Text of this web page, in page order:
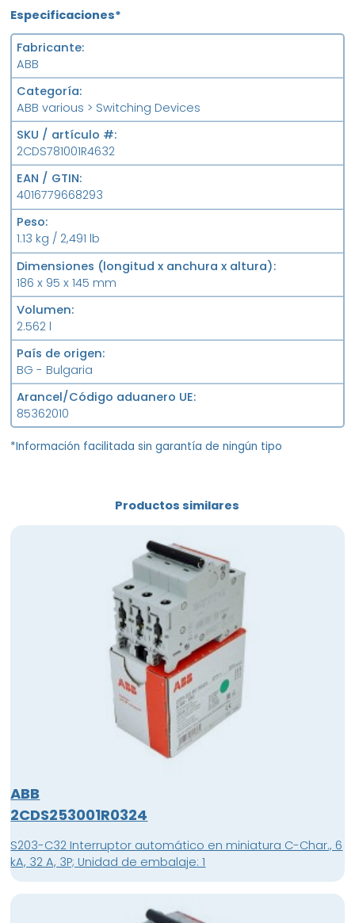
Especificaciones*
Fabricante
ABB
Categoría
ABB various > Switching Devices
SKU / artículo #
2CDS781001R4632
EAN / GTIN
4016779668293
Peso
1.13 kg / 2,491 lb
Dimensiones (longitud x anchura x altura)
186 x 95 x 145 mm
Volumen
2.562 l
País de origen
BG - Bulgaria
Arancel/Código aduanero UE
85362010
*Información facilitada sin garantía de ningún tipo
Productos similares
ABB
2CDS253001R0324
S203-C32 Interruptor automático en miniatura C-Char., 6
kA, 32 A, 3P; Unidad de embalaje: 1